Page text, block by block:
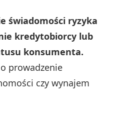
świadomości ryzyka
kredytobiorcy lub
konsumenta.
prowadzenie
czy wynajem